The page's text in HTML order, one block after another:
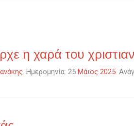
η χαρά του
. Ημερομηνία: 25 Μάιος 2025.